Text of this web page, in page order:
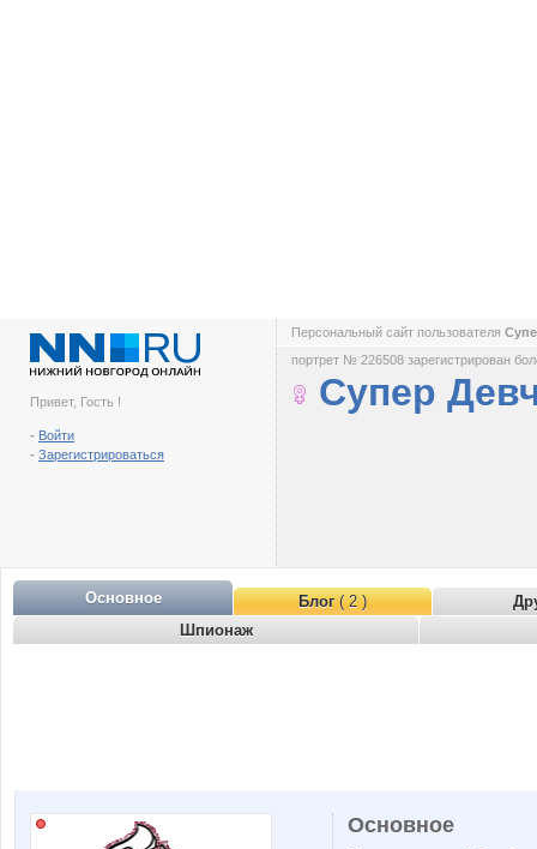
Привет, Гость !
- Войти
- Зарегистрироваться
Персональный сайт пользователя
портрет № 226508 зарегистрирован
Супер
Основное Блог( 2 )
Шпионаж
Основное